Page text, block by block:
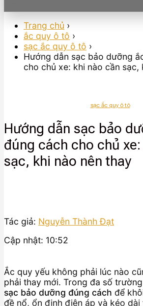
Trang chủ ›
ắc quy ô tô ›
sạc ắc quy ô tô ›
Hướng dẫn sạc bảo dưỡng
cho chủ xe: khi nào cần sạc,
sạc ắc quy ô tô
Hướng dẫn sạc bảo
đúng cách cho chủ
sạc, khi nào nên thay
Tác giả: Nguyễn Thành Đạt
Cập nhật: 10:52
Ắc quy yếu không phải lúc nào
phải thay mới. Trong đa số
sạc bảo dưỡng đúng cách để
đề nổ, ổn định điện áp và kéo